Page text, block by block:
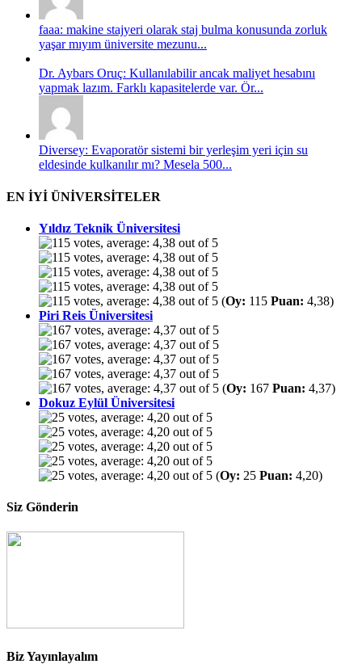
faaa: makine stajyeri olarak staj bulma konusunda zorluk
yaşar mıyım üniversite mezunu...
Dr. Aybars Oruç: Kullanılabilir ancak maliyet hesabını
yapmak lazım. Farklı kapasitelerde var. Ör...
Diversey: Evaporatör sistemi bir yerleşim yeri için su
eldesinde kulkanılır mı? Mesela 500...
EN İYİ ÜNİVERSİTELER
Yıldız Teknik Üniversitesi
(Oy: 115 Puan: 4,38)
Piri Reis Üniversitesi
(Oy: 167 Puan: 4,37)
Dokuz Eylül Üniversitesi
(Oy: 25 Puan: 4,20)
Siz Gönderin
Biz Yayınlayalım